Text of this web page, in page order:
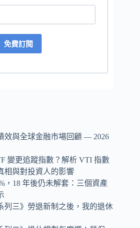
免費訂閱
效與全球金融市場回顧 — 2026
變更追蹤指數？解析 VTI 指數
相與對投資人的影響
，18 年後仍未解套：三個資產
列三》勞退新制之後，我的退休